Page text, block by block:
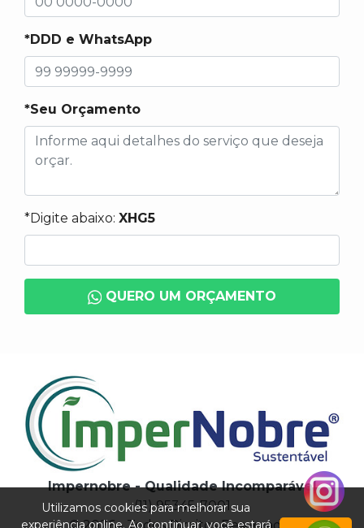
*DDD e WhatsApp
*Seu Orçamento
*Digite abaixo: XHG5
QUERO UM ORÇAMENTO
Impernobre - Qualidade Incomparável
(11) 95345-7001
Utilizamos cookies para melhorar sua
experiência online. Ao continuar, você estará